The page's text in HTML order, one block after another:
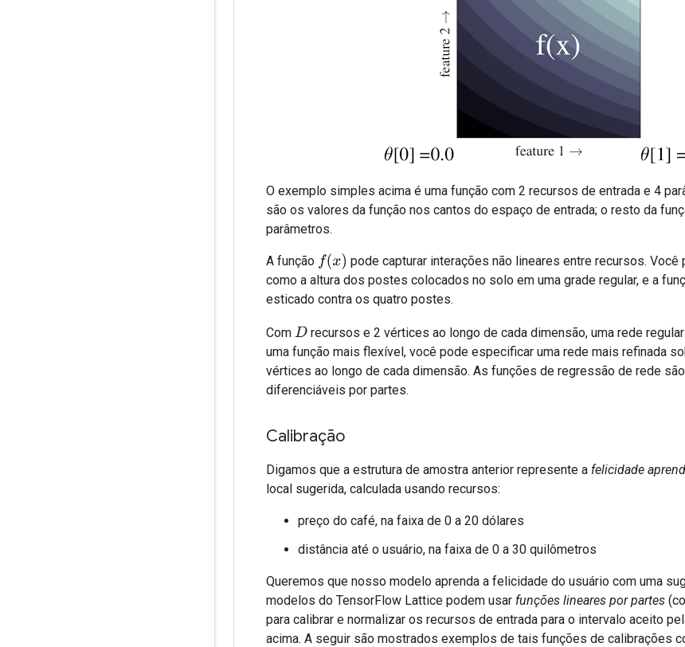
O exemplo simples acima é uma função com 2 recursos de entrada e 4
são os valores da função nos cantos do espaço de entrada; o resto da
parâmetros.
A função f(x)
pode capturar interações não lineares entre recursos.
como a altura dos postes colocados no solo em uma grade regular, e a
esticado contra os quatro postes.
Com D recursos e 2 vértices ao longo de cada dimensão, uma rede
uma função mais flexível, você pode especificar uma rede mais refinada
vértices ao longo de cada dimensão. As funções de regressão de rede
diferenciáveis ​​por partes.
Calibração
Digamos que a estrutura de amostra anterior represente a felicidade
local sugerida, calculada usando recursos:
preço do café, na faixa de 0 a 20 dólares
distância até o usuário, na faixa de 0 a 30 quilômetros
Queremos que nosso modelo aprenda a felicidade do usuário com uma
modelos do TensorFlow Lattice podem usar funções lineares por partes
para calibrar e normalizar os recursos de entrada para o intervalo aceito
acima. A seguir são mostrados exemplos de tais funções de calibrações